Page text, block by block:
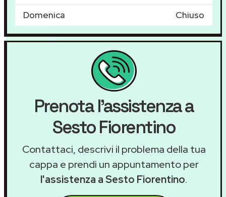
Domenica
Chiuso
Prenota l'assistenza a
Sesto Fiorentino
Contattaci, descrivi il problema della tua
cappa e prendi un appuntamento per
l'assistenza a Sesto Fiorentino.